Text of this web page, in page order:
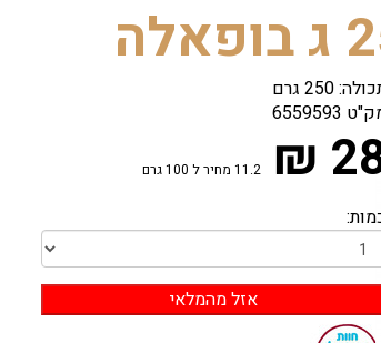
250 גרם
6559593
28 11.2 מחיר ל 100 גרם